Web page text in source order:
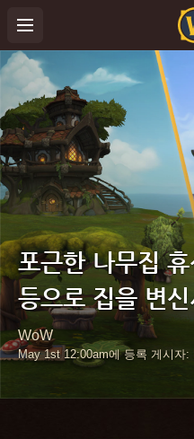
포근한 나무집
등으로 집을 변
WoW
May 1st 12:00am에 등록 게시자: